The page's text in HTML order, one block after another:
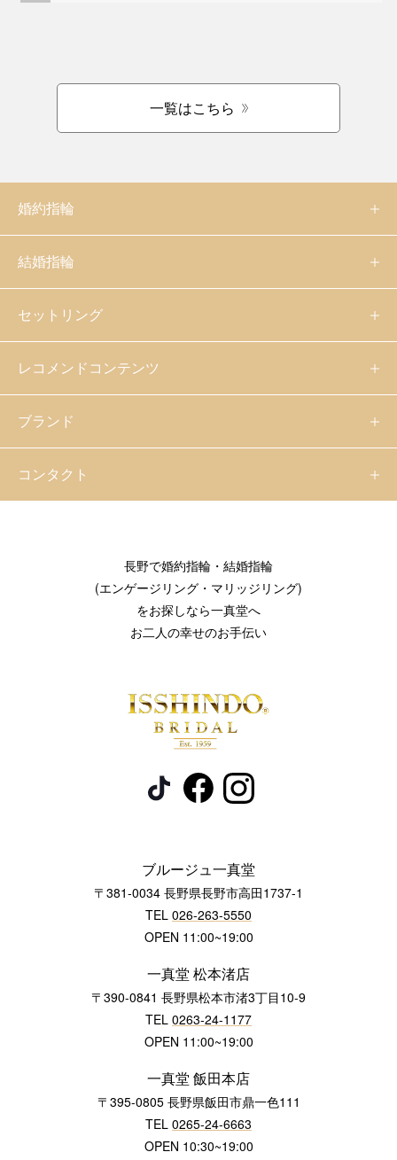
一覧はこちら
婚約指輪
結婚指輪
セットリング
レコメンドコンテンツ
ブランド
コンタクト
長野で婚約指輪・結婚指輪
(エンゲージリング・マリッジリング)
をお探しなら一真堂へ
お二人の幸せのお手伝い
ブルージュ一真堂
〒381-0034 長野県長野市高田1737-1
TEL 026-263-5550
OPEN 11:00~19:00
一真堂 松本渚店
〒390-0841 長野県松本市渚3丁目10-9
TEL 0263-24-1177
OPEN 11:00~19:00
一真堂 飯田本店
〒395-0805 長野県飯田市鼎一色111
TEL 0265-24-6663
OPEN 10:30~19:00